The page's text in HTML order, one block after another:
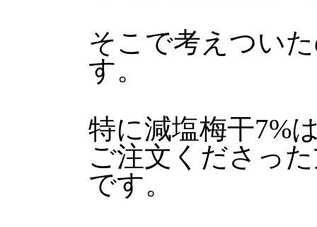
そこで考えつい
す。
特に減塩梅干7%
ご注文くださっ
です。